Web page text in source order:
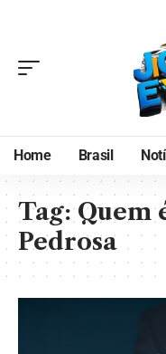
Home Brasil
Tag:Quem
Pedrosa